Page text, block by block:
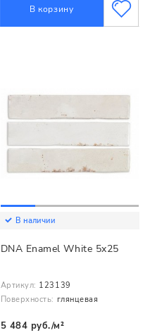
В корзину
В наличии
DNA Enamel White 5x25
Артикул: 123139
Поверхность: глянцевая
5 484 руб./м²